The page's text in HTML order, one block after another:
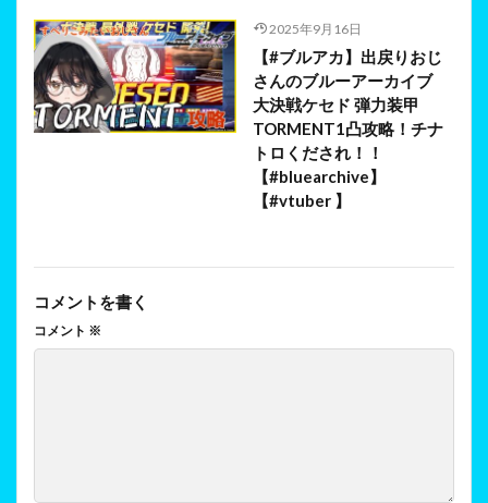
2025年9月16日
【#ブルアカ】出戻りおじ
さんのブルーアーカイブ
大決戦ケセド 弾力装甲
TORMENT1凸攻略！チナ
トロくだされ！！
【#bluearchive】
【#vtuber 】
コメントを書く
コメント ※